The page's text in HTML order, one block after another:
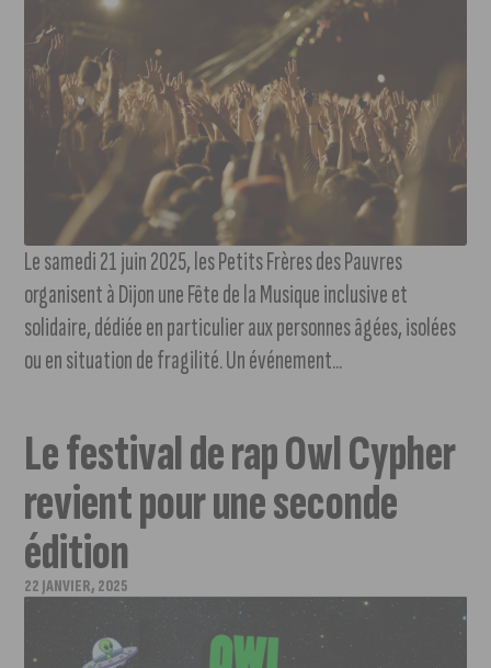
Le samedi 21 juin 2025, les Petits Frères des Pauvres
organisent à Dijon une Fête de la Musique inclusive et
solidaire, dédiée en particulier aux personnes âgées, isolées
ou en situation de fragilité. Un événement...
Le festival de rap Owl Cypher
revient pour une seconde
édition
22 JANVIER, 2025